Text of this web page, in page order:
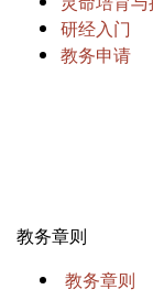
研经入门
教务申请
教务章则
教务章则